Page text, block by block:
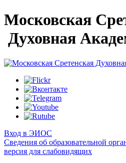
Московская
Духовная
Вход в ЭИОС
Сведения об образовательной
версия для слабовидящих